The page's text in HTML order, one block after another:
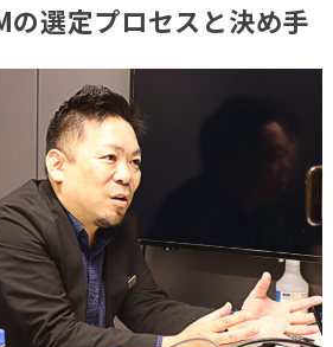
の選定プロセスと決め手